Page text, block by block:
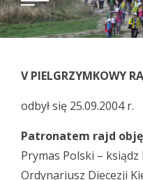
V PIELGRZYMKOWY
odbył się 25.09.2004 r.
Patronatem rajd
Prymas Polski – ksiądz
Ordynariusz Diecezji